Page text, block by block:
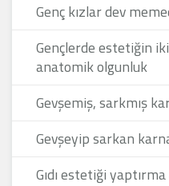
Genç kızlar dev
Gençlerde estetiğin
anatomik olgunluk
Gevşemiş, sarkmış
Gevşeyip sarkan
Gıdı estetiği